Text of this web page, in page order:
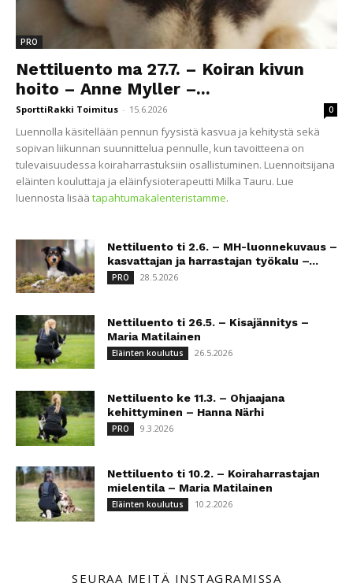
PRO
Nettiluento ma 27.7. – Koiran kivun
hoito – Anne Myller –...
SporttiRakki Toimitus - 15.6.2026 0
Luennolla käsitellään pennun fyysistä kasvua ja kehitystä sekä
sopivan liikunnan suunnittelua pennulle, kun tavoitteena on
tulevaisuudessa koiraharrastuksiin osallistuminen. Luennoitsijana
eläinten kouluttaja ja eläinfysioterapeutti Milka Tauru. Lue
luennosta lisää tapahtumakalenteristamme.
Nettiluento ti 2.6. – MH-luonnekuvaus –
kasvattajan ja harrastajan työkalu –...
PRO 28.5.2026
Nettiluento ti 26.5. – Kisajännitys –
Maria Matilainen
Eläinten koulutus 26.5.2026
Nettiluento ke 11.3. – Ohjaajana
kehittyminen – Hanna Närhi
PRO 9.3.2026
Nettiluento ti 10.2. – Koiraharrastajan
mielentila – Maria Matilainen
Eläinten koulutus 10.2.2026
SEURAA MEITÄ INSTAGRAMISSA